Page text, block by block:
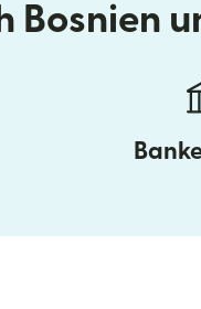
Bosnien